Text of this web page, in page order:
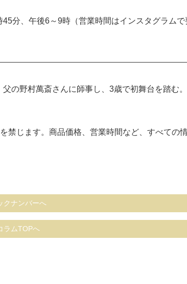
、午後6～9時（営業時間はインスタグラムで
野村萬斎さんに師事し、3歳で初舞台を踏む
禁じます。商品価格、営業時間など、すべての
クナンバーへ
ラムTOPへ